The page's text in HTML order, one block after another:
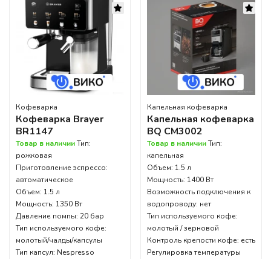
Кофеварка
Кофеварка Brayer
BR1147
Товар в наличииТип:
рожковая
Приготовление эспрессо:
автоматическое
Объем: 1.5 л
Мощность: 1350 Вт
Давление помпы: 20 бар
Тип используемого кофе:
молотый/чалды/капсулы
Тип капсул: Nespresso
Капельная кофеварка
Капельная кофеварка
BQ CM3002
Товар в наличииТип:
капельная
Объем: 1.5 л
Мощность: 1400 Вт
Возможность подключения к
водопроводу: нет
Тип используемого кофе:
молотый / зерновой
Контроль крепости кофе: есть
Регулировка температуры